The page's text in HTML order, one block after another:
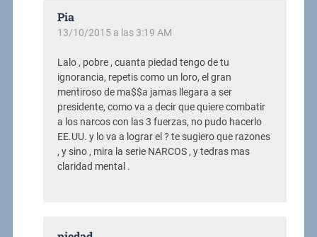
Pia
13/10/2015 a las 3:19 AM
Lalo , pobre , cuanta piedad tengo de tu
ignorancia, repetis como un loro, el gran
mentiroso de ma$$a jamas llegara a ser
presidente, como va a decir que quiere combatir
a los narcos con las 3 fuerzas, no pudo hacerlo
EE.UU. y lo va a lograr el ? te sugiero que razones
, y sino , mira la serie NARCOS , y tedras mas
claridad mental .